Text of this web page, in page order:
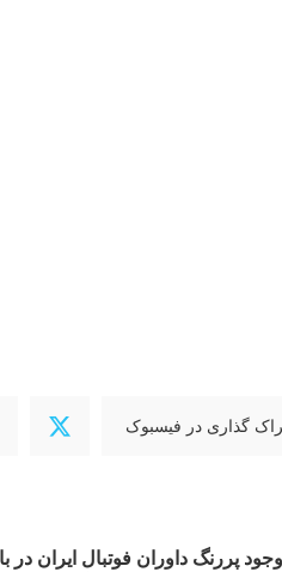
گذاری در فیسبوک
وجود پررنگ داوران فوتبال ایران در